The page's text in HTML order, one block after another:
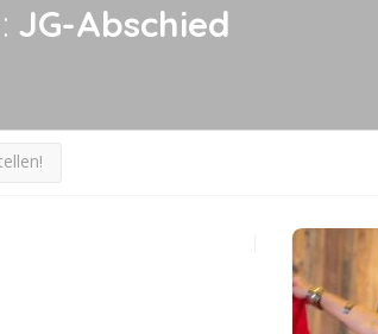
JG-Abschied